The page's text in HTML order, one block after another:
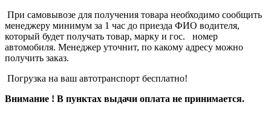
При самовывозе для получения товара необходимо сообщить
менеджеру минимум за 1 час до приезда ФИО водителя,
который будет получать товар, марку и гос. номер
автомобиля. Менеджер уточнит, по какому адресу можно
получить заказ.
Погрузка на ваш автотранспорт бесплатно!
Внимание ! В пунктах выдачи оплата не принимается.